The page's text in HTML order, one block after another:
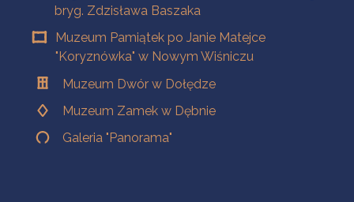
bryg. Zdzisława Baszaka
Muzeum Pamiątek po Janie Matejce
"Koryznówka" w Nowym Wiśniczu
Muzeum Dwór w Dołędze
Muzeum Zamek w Dębnie
Galeria "Panorama"